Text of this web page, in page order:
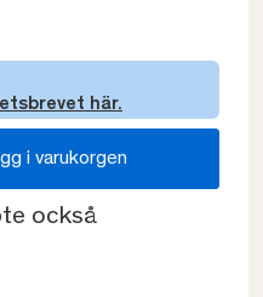
här.
i varukorgen
också